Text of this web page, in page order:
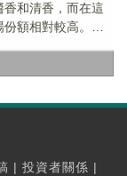
和清香，而在這
額相對較高。不
| 投資者關係 |